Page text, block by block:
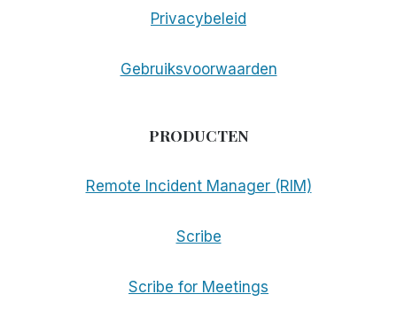
Privacybeleid
Gebruiksvoorwaarden
PRODUCTEN
Remote Incident Manager (RIM)
Scribe
Scribe for Meetings